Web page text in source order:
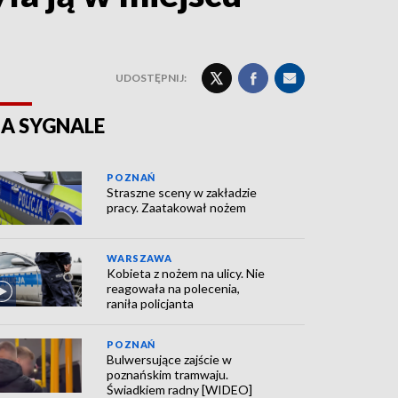
UDOSTĘPNIJ:
SYGNALE
POZNAŃ
Straszne sceny w zakładzie
pracy. Zaatakował nożem
WARSZAWA
Kobieta z nożem na ulicy. Nie
reagowała na polecenia,
raniła policjanta
POZNAŃ
Bulwersujące zajście w
poznańskim tramwaju.
Świadkiem radny [WIDEO]